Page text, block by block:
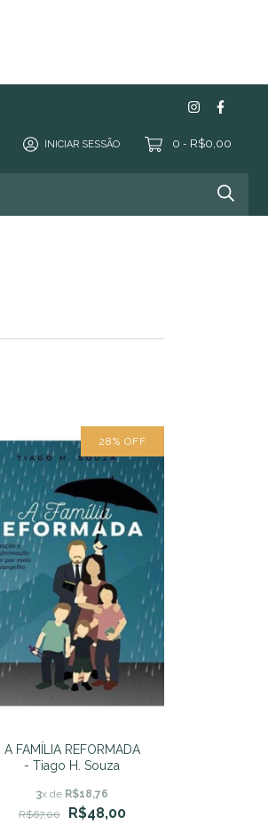
INICIAR SESSÃO 0 - R$0,00
28% OFF
A FAMÍLIA REFORMADA
- Tiago H. Souza
3x de R$18,76
R$67,00
R$48,00